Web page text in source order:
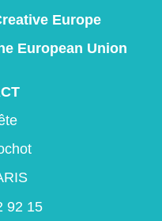
Europe
European Union
92 15